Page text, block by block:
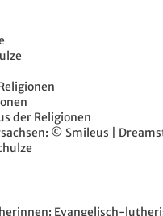
der Religionen
© Smileus |
Evangelisch-